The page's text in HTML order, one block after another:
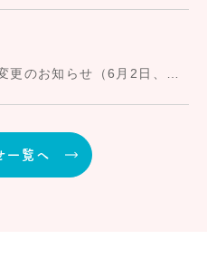
一覧へ